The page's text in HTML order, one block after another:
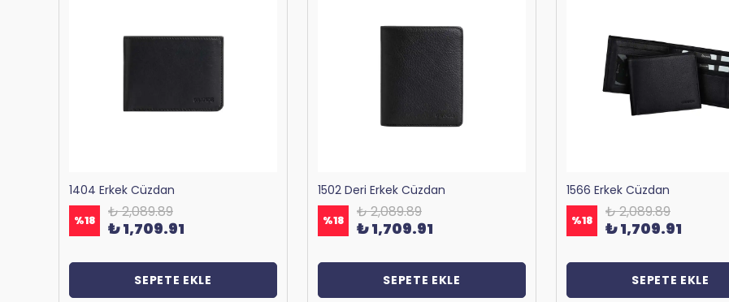
1404 Erkek Cüzdan
%18 ₺ 2,089.89
₺ 1,709.91
SEPETE EKLE
1502 Deri Erkek Cüzdan
%18 ₺ 2,089.89
₺ 1,709.91
SEPETE EKLE
1566 Erkek Cüzdan
%18 ₺ 2,089.89
₺ 1,709.91
SEPETE EKLE